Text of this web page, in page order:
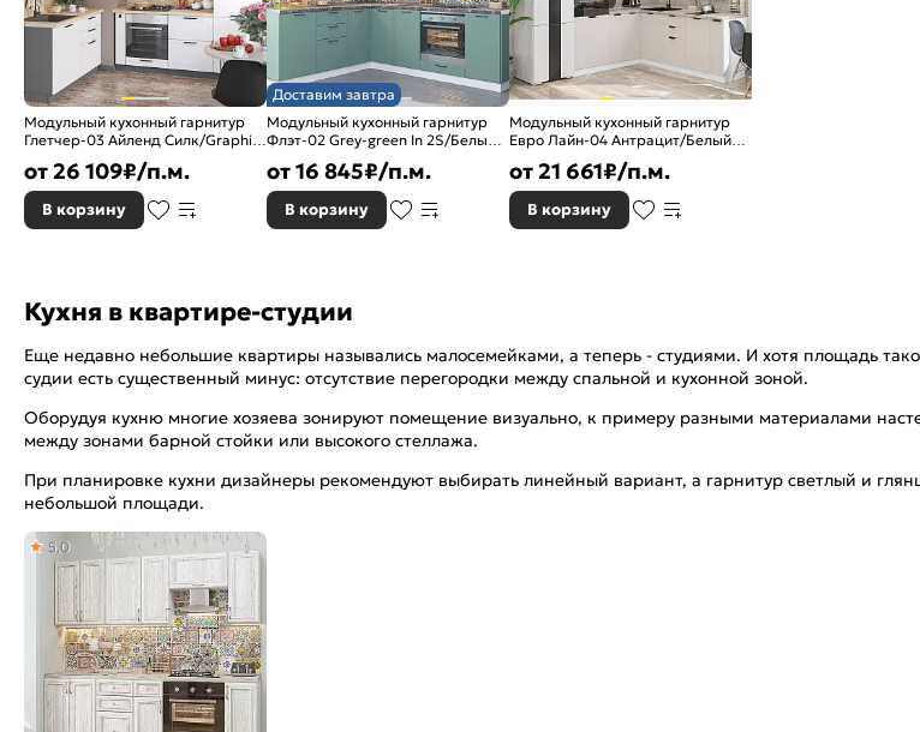
Модульный кухонный гарнитур
Глетчер-03 Айленд Силк/Graphite
2140x1200/2000x600
от26 109₽/п.м.
В корзину
Доставим завтра
Модульный кухонный гарнитур
Флэт-02 Grey-green In 2S/Белый
2340x2390/1700x600
от16 845₽/п.м.
В корзину
Модульный кухонный гарнитур
Евро Лайн-04 Антрацит/Белый
2500x2400/1890x600
от21 661₽/п.м.
В корзину
Кухня в квартире-студии
Еще недавно небольшие квартиры назывались малосемейками, а теперь - студиями. И хотя площадь
судии есть существенный минус: отсутствие перегородки между спальной и кухонной зоной.
Оборудуя кухню многие хозяева зонируют помещение визуально, к примеру разными материалами
между зонами барной стойки или высокого стеллажа.
При планировке кухни дизайнеры рекомендуют выбирать линейный вариант, а гарнитур светлый и
небольшой площади.
5,0